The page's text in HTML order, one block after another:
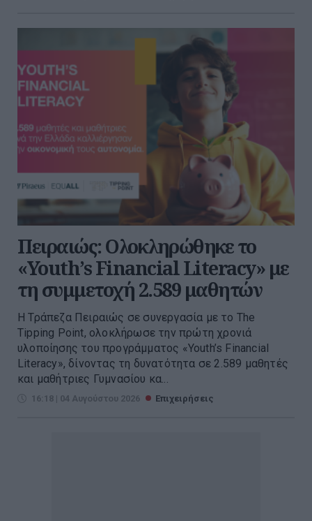
Πειραιώς: Ολοκληρώθηκε το
«Youth’s Financial Literacy» με
τη συμμετοχή 2.589 μαθητών
Η Τράπεζα Πειραιώς σε συνεργασία με το The
Tipping Point, ολοκλήρωσε την πρώτη χρονιά
υλοποίησης του προγράμματος «Youth’s Financial
Literacy», δίνοντας τη δυνατότητα σε 2.589 μαθητές
και μαθήτριες Γυμνασίου κα...
16:18 | 04 Αυγούστου 2026 Επιχειρήσεις